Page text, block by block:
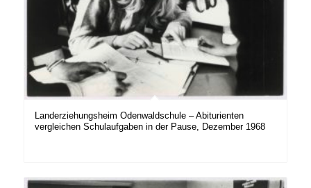
Landerziehungsheim Odenwaldschule – Abiturienten
vergleichen Schulaufgaben in der Pause, Dezember 1968